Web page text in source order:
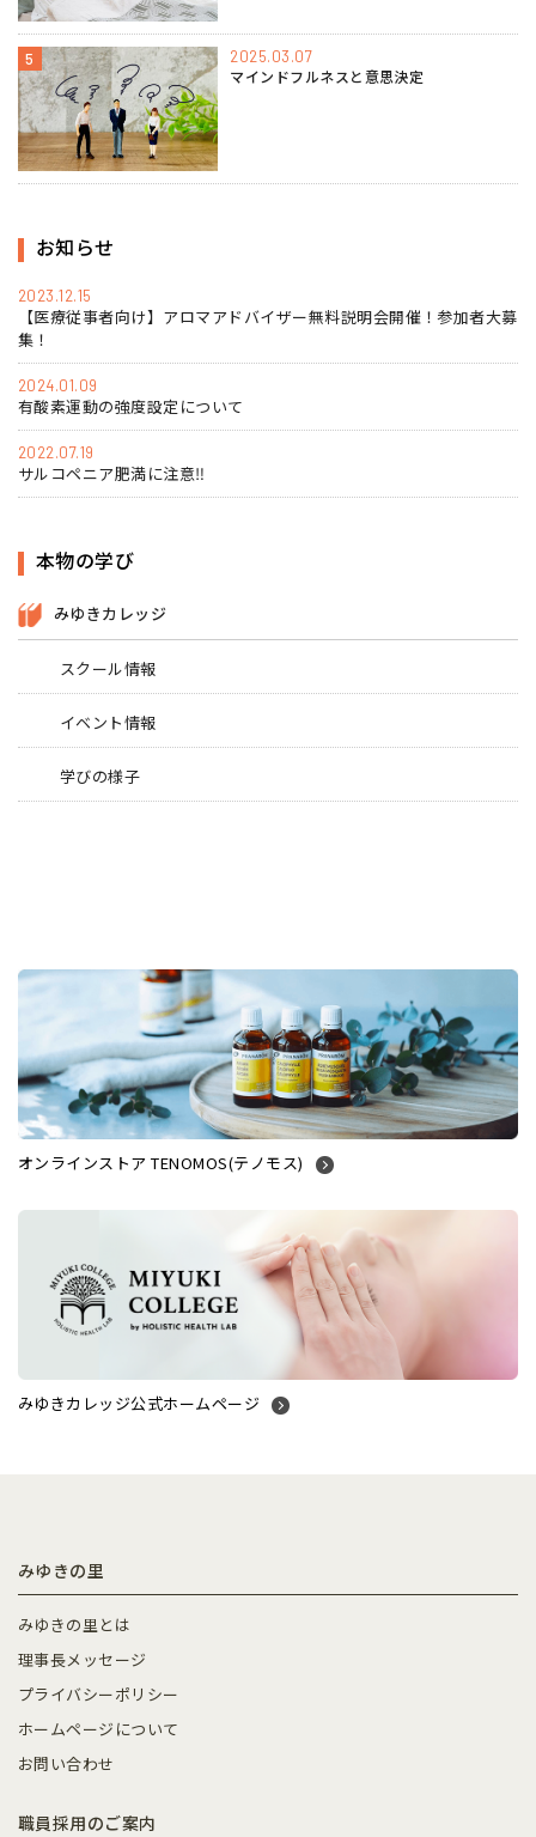
5 2025.03.07
マインドフルネスと意思決定
お知らせ
2023.12.15
【医療従事者向け】アロマアドバイザー無料説明会開催！参加者大募
集！
2024.01.09
有酸素運動の強度設定について
2022.07.19
サルコペニア肥満に注意‼
本物の学び
みゆきカレッジ
スクール情報
イベント情報
学びの様子
オンラインストア TENOMOS(テノモス)
みゆきカレッジ公式ホームページ
みゆきの里
みゆきの里とは
理事長メッセージ
プライバシーポリシー
ホームページについて
お問い合わせ
職員採用のご案内